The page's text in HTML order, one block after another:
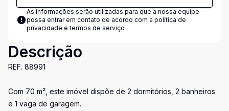
As informações serão utilizadas para que a nossa equipe
possa entrar em contato de acordo com a política de
privacidade e termos de serviço
Descrição
REF. 88991
Com 70 m², este imóvel dispõe de 2 dormitórios, 2 banheiros
e 1 vaga de garagem.